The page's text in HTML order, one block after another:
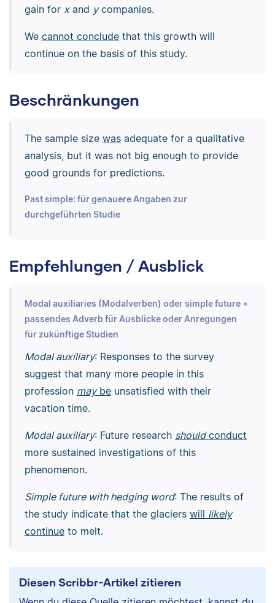
gain for xand ycompanies.
We cannot concludethat this growth will
continue on the basis of this study.
Beschränkungen
The sample size wasadequate for a qualitative
analysis, but it was not big enough to provide
good grounds for predictions.
Past simple: für genauere Angaben zur
durchgeführten Studie
Empfehlungen / Ausblick
Modal auxiliaries (Modalverben) oder simple future +
passendes Adverb für Ausblicke oder Anregungen
für zukünftige Studien
Modal auxiliary: Responses to the survey
suggest that many more people in this
profession maybeunsatisfied with their
vacation time.
Modal auxiliary: Future research shouldconduct
more sustained investigations of this
phenomenon.
Simple future with hedging word: The results of
the study indicate that the glaciers will likely
continueto melt.
Diesen Scribbr-Artikel zitieren